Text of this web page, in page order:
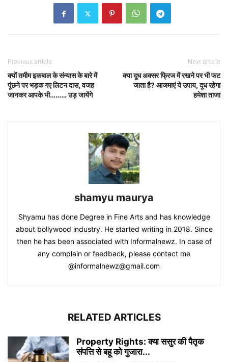
Previous article
क्यों तमीम इकबाल के संन्यास के बारे में
पूंछने पर भड़क गए लिटन दास, वजह
जानकर आपके भी……… उड़ जायेंगे
Next article
क्या दूध अक्सर फ्रिज में रखने पर भी फट
जाता है? आजमाएं ये उपाय, दूध रहेगा
हमेशा ताजा
shamyu maurya
Shyamu has done Degree in Fine Arts and has knowledge
about bollywood industry. He started writing in 2018. Since
then he has been associated with Informalnewz. In case of
any complain or feedback, please contact me
@informalnewz@gmail.com
RELATED ARTICLES
Property Rights: क्या ससुर की पैतृक
संपत्ति से बहू को गुजारा...